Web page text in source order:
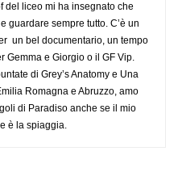
del liceo mi ha insegnato che
guardare sempre tutto. C’è un
un bel documentario, un tempo
Gemma e Giorgio o il GF Vip.
di Grey’s Anatomy e Una
Romagna e Abruzzo, amo
di Paradiso anche se il mio
è la spiaggia.